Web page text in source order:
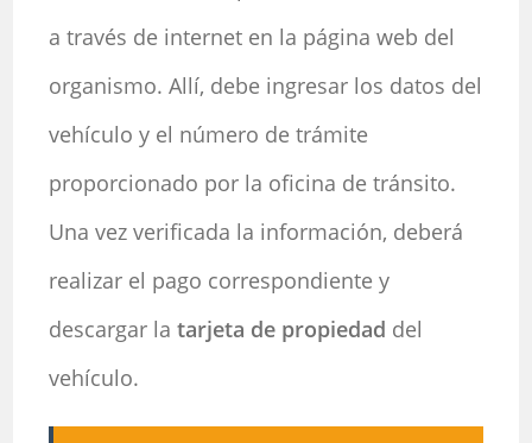
a través de internet en la página web del
organismo. Allí, debe ingresar los datos del
vehículo y el número de trámite
proporcionado por la oficina de tránsito.
Una vez verificada la información, deberá
realizar el pago correspondiente y
descargar latarjeta de propiedad del
vehículo.